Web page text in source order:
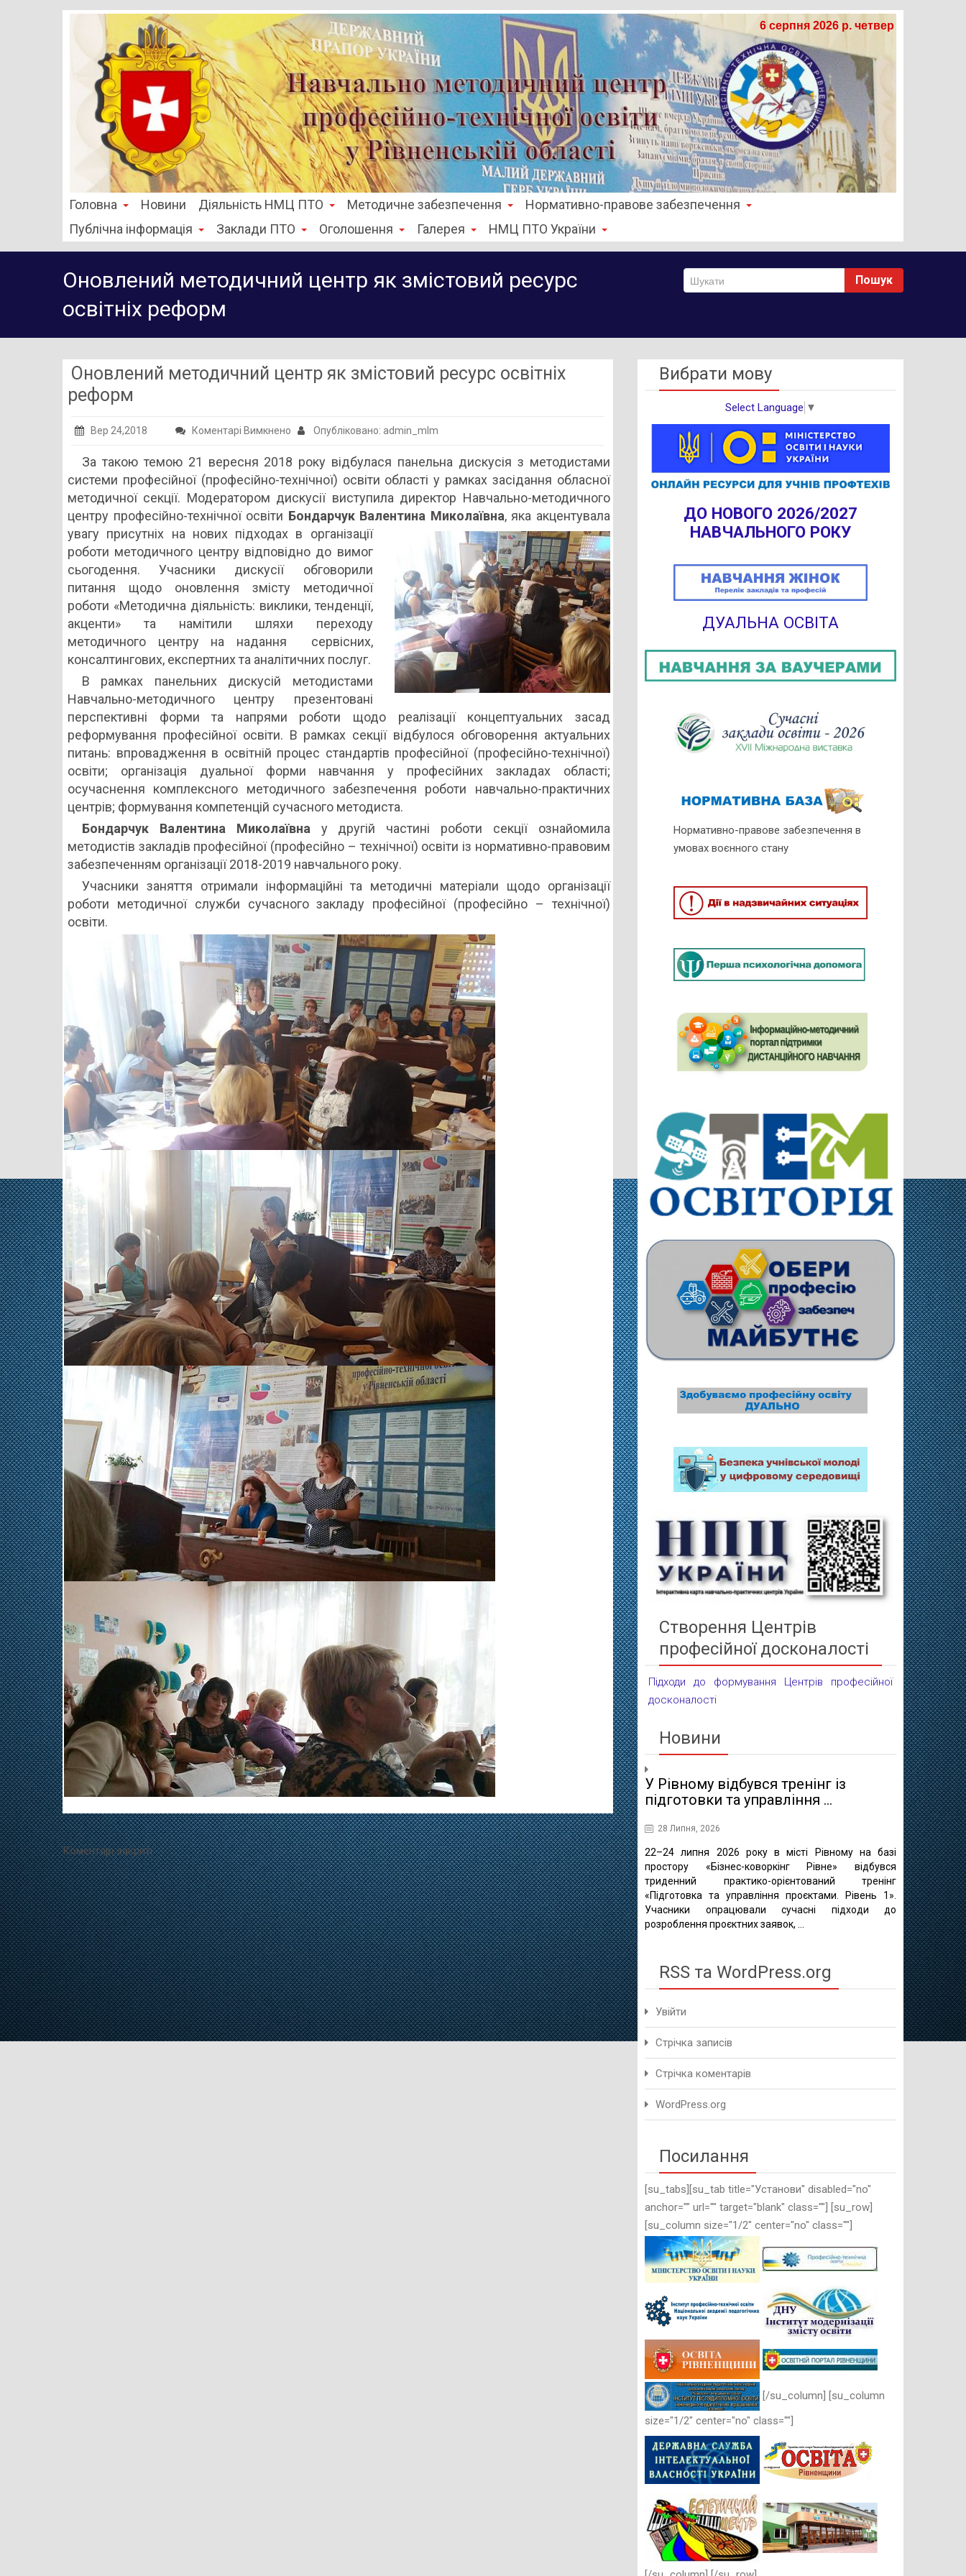
6 серпня 2026 р. четвер
Головна Новини Діяльність НМЦ ПТО Методичне забезпечення
Нормативно-правове забезпечення
Публічна інформація
Заклади ПТО Оголошення Галерея НМЦ ПТО України
Оновлений методичний центр як змістовий ресурс
освітніх реформ
Пошук
Оновлений методичний центр як змістовий ресурс освітніх
реформ
Вер 24,2018 Коментарі Вимкнено до
методичний
центр
як
змістовий
ресурс
освітніх
реформ
Опубліковано: admin_mlm
За такою темою 21 вересня 2018 року відбулася панельна дискусія з методистами
системи професійної (професійно-технічної) освіти області у рамках засідання обласної
методичної секції. Модератором дискусії виступила директор Навчально-методичного
центру професійно-технічної освіти Бондарчук Валентина Миколаївна, яка акцентувала
увагу присутніх на нових підходах в організації
роботи методичного центру відповідно до вимог
сьогодення. Учасники дискусії обговорили
питання щодо оновлення змісту методичної
роботи «Методична діяльність: виклики, тенденції,
акценти» та намітили шляхи переходу
методичного центру на надання сервісних,
консалтингових, експертних та аналітичних послуг.
В рамках панельних дискусій методистами
Навчально-методичного центру презентовані
перспективні форми та напрями роботи щодо реалізації концептуальних засад
реформування професійної освіти. В рамках секції відбулося обговорення актуальних
питань: впровадження в освітній процес стандартів професійної (професійно-технічної)
освіти; організація дуальної форми навчання у професійних закладах області;
осучаснення комплексного методичного забезпечення роботи навчально-практичних
центрів; формування компетенцій сучасного методиста.
Бондарчук Валентина Миколаївна у другій частині роботи секції ознайомила
методистів закладів професійної (професійно – технічної) освіти із нормативно-правовим
забезпеченням організації 2018-2019 навчального року.
Учасники заняття отримали інформаційні та методичні матеріали щодо організації
роботи методичної служби сучасного закладу професійної (професійно – технічної)
освіти.
Коментарі закриті
Вибрати мову
Select Language ▼
ДО НОВОГО 2026/2027
НАВЧАЛЬНОГО РОКУ
ДУАЛЬНА ОСВІТА
Нормативно-правове забезпечення в
умовах воєнного стану
Створення Центрів
професійної досконалості
Підходи до формування Центрів професійної
досконалості
Новини
У Рівному відбувся тренінг із
підготовки та управління ...
28 Липня, 2026
22–24 липня 2026 року в місті Рівному на базі
простору «Бізнес-коворкінг Рівне» відбувся
триденний практико-орієнтований тренінг
«Підготовка та управління проєктами. Рівень 1».
Учасники опрацювали сучасні підходи до
розроблення проєктних заявок, ...
освіти
16 Липня,
10 липня в
відбулася
міста Рівне
методичного
RSS та WordPress.org
Увійти
Стрічка записів
Стрічка коментарів
WordPress.org
Посилання
[su_tabs][su_tab title="Установи" disabled="no"
anchor="" url="" target="blank" class=""] [su_row]
[su_column size="1/2" center="no" class=""]
[/su_column] [su_column
size="1/2" center="no" class=""]